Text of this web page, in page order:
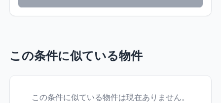
この条件に似ている物件
この条件に似ている物件は現在ありません。